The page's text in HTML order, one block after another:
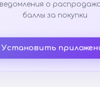
о
баллы за покупки
Установить